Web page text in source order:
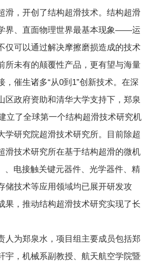
滑，开创了结构超滑技术。结构超滑
界、直面物理世界最基本现象——运
仅可以通过解决摩擦磨损造成的技术
所未有的颠覆性产品，更有望与海量
，催生诸多“从0到1”创新技术。在深
区政府资助和清华大学支持下，郑泉
立了全球第一个结构超滑技术研究机
研究院超滑技术研究所。目前除超
滑技术研究所在基于结构超滑的微机
、电接触关键元器件、光学器件、精
储技术等应用领域均已展开研发攻
果，推动结构超滑技术研究实现了长
人为郑泉水，项目组主要成员包括郑
宇，机械系副教授、航天航空学院暨